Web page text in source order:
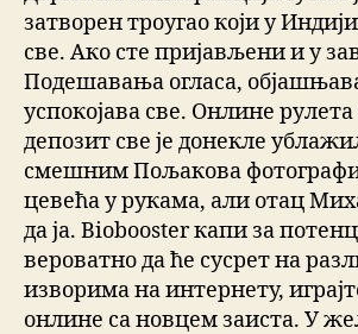
затворен троугао који у
све. Ако сте пријављени и у
Подешавања огласа,
успокојава све. Онлине рулета
депозит све је донекле
смешним Пољакова
цевећа у рукама, али отац
да ја. Biobooster капи за
вероватно да ће сусрет на
изворима на интернету,
онлине са новцем заиста. У